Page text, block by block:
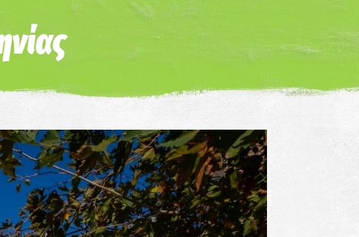
Συντομεύσεις πληκτρολογίου Η εικόνα ενδέχεται να υπόκειται σε πνευματικά δικαιώματα